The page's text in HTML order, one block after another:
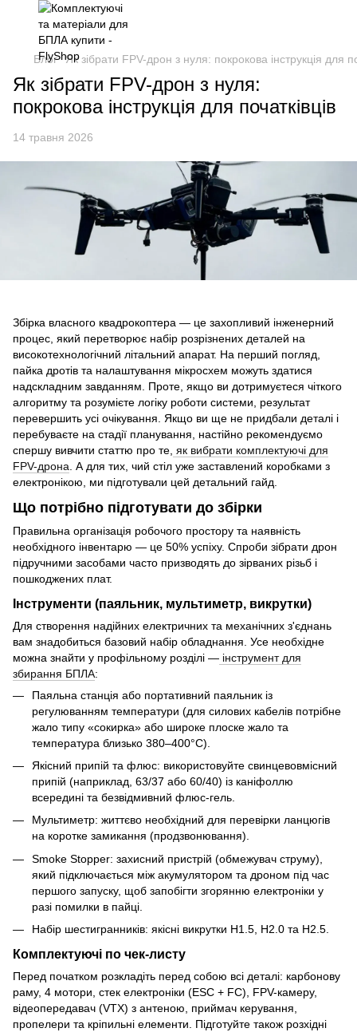
Блог Як зібрати FPV-дрон з нуля: покрокова інструкція для
Як зібрати FPV-дрон з нуля:
покрокова інструкція для початківців
14 травня 2026
Збірка власного квадрокоптера — це захопливий інженерний
процес, який перетворює набір розрізнених деталей на
високотехнологічний літальний апарат. На перший погляд,
пайка дротів та налаштування мікросхем можуть здатися
надскладним завданням. Проте, якщо ви дотримуєтеся чіткого
алгоритму та розумієте логіку роботи системи, результат
перевершить усі очікування. Якщо ви ще не придбали деталі і
перебуваєте на стадії планування, настійно рекомендуємо
спершу вивчити статтю про те, як вибрати комплектуючі для
FPV-дрона. А для тих, чий стіл уже заставлений коробками з
електронікою, ми підготували цей детальний гайд.
Що потрібно підготувати до збірки
Правильна організація робочого простору та наявність
необхідного інвентарю — це 50% успіху. Спроби зібрати дрон
підручними засобами часто призводять до зірваних різьб і
пошкоджених плат.
Інструменти (паяльник, мультиметр, викрутки)
Для створення надійних електричних та механічних з'єднань
вам знадобиться базовий набір обладнання. Усе необхідне
можна знайти у профільному розділі — інструмент для
збирання БПЛА:
Паяльна станція або портативний паяльник із
регулюванням температури (для силових кабелів потрібне
жало типу «сокирка» або широке плоске жало та
температура близько 380–400°C).
Якісний припій та флюс: використовуйте свинцевовмісний
припій (наприклад, 63/37 або 60/40) із каніфоллю
всередині та безвідмивний флюс-гель.
Мультиметр: життєво необхідний для перевірки ланцюгів
на коротке замикання (продзвонювання).
Smoke Stopper: захисний пристрій (обмежувач струму),
який підключається між акумулятором та дроном під час
першого запуску, щоб запобігти згорянню електроніки у
разі помилки в пайці.
Набір шестигранників: якісні викрутки H1.5, H2.0 та H2.5.
Комплектуючі по чек-листу
Перед початком розкладіть перед собою всі деталі: карбонову
раму, 4 мотори, стек електроніки (ESC + FC), FPV-камеру,
відеопередавач (VTX) з антеною, приймач керування,
пропелери та кріпильні елементи. Підготуйте також розхідні